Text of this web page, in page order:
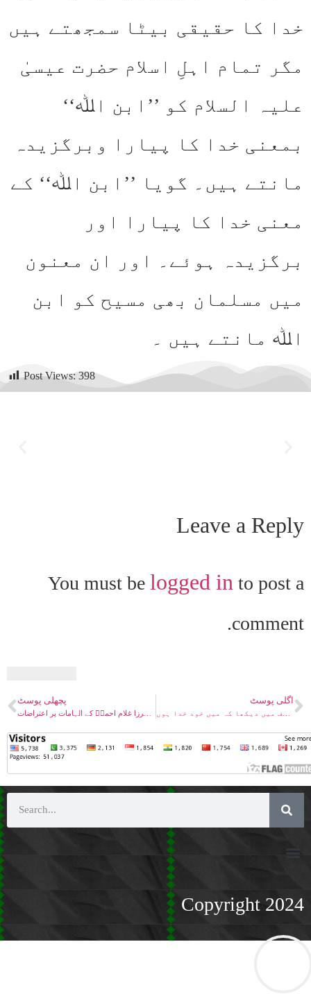
خدا کا حقیقی بیٹا سمجھتے ہیں
مگر تمام اہلِ اسلام حضرت عیسیٰ
علیہ السلام کو ’’ابن اﷲ‘‘
بمعنی خدا کا پیارا وبرگزیدہ
مانتے ہیں۔ گویا ’’ابن اﷲ‘‘ کے
معنی خدا کا پیارا اور
برگزیدہ ہوئے۔ اور ان معنون
میں مسلمان بھی مسیح کو ابن
اﷲ مانتے ہیں ۔
Post Views: 398
Leave a Reply
You must be logged in to post a
comment.
پچھلی پوسٹ
پاکٹ بک ۔ مسیح موعود مرزا غلام احمدؑ کے الہامات پر اعتراضات
اگلی پوسٹ
اعتراض۔ رایتنی فی المنام عین اللہ – ایک کشف میں دیکھا کہ میں خود خدا ہوں
Copyright 2024